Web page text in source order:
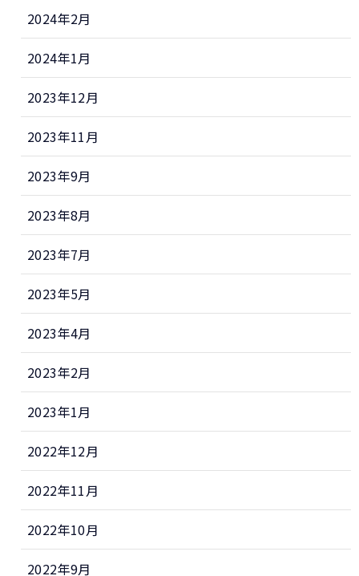
2024年2月
2024年1月
2023年12月
2023年11月
2023年9月
2023年8月
2023年7月
2023年5月
2023年4月
2023年2月
2023年1月
2022年12月
2022年11月
2022年10月
2022年9月